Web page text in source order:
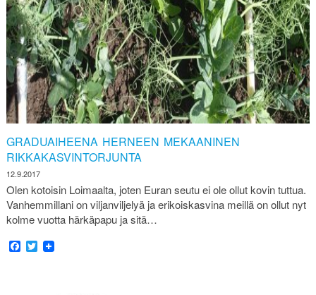
GRADUAIHEENA HERNEEN MEKAANINEN
RIKKAKASVINTORJUNTA
12.9.2017
Olen kotoisin Loimaalta, joten Euran seutu ei ole ollut kovin tuttua.
Vanhemmillani on viljanviljelyä ja erikoiskasvina meillä on ollut nyt
kolme vuotta härkäpapu ja sitä…
Facebook
Twitter